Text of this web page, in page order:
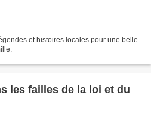
et histoires locales pour une belle
les failles de la loi et du